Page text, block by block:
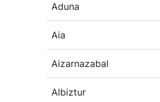
Aduna
Aia
Aizarnazabal
Albiztur